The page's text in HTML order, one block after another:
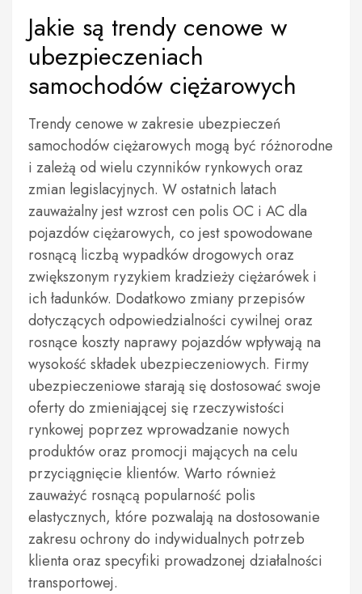
Jakie są trendy cenowe w
ubezpieczeniach
samochodów ciężarowych
Trendy cenowe w zakresie ubezpieczeń
samochodów ciężarowych mogą być różnorodne
i zależą od wielu czynników rynkowych oraz
zmian legislacyjnych. W ostatnich latach
zauważalny jest wzrost cen polis OC i AC dla
pojazdów ciężarowych, co jest spowodowane
rosnącą liczbą wypadków drogowych oraz
zwiększonym ryzykiem kradzieży ciężarówek i
ich ładunków. Dodatkowo zmiany przepisów
dotyczących odpowiedzialności cywilnej oraz
rosnące koszty naprawy pojazdów wpływają na
wysokość składek ubezpieczeniowych. Firmy
ubezpieczeniowe starają się dostosować swoje
oferty do zmieniającej się rzeczywistości
rynkowej poprzez wprowadzanie nowych
produktów oraz promocji mających na celu
przyciągnięcie klientów. Warto również
zauważyć rosnącą popularność polis
elastycznych, które pozwalają na dostosowanie
zakresu ochrony do indywidualnych potrzeb
klienta oraz specyfiki prowadzonej działalności
transportowej.